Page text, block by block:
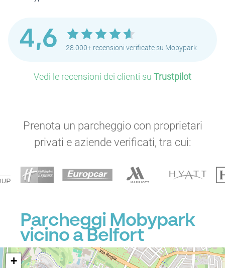
4,6 28.000+ recensioni verificate su Mobypark
Vedi le recensioni dei clienti su Trustpilot
Prenota un parcheggio con proprietari
privati e aziende verificati, tra cui:
Parcheggi Mobypark
vicino a Belfort
+